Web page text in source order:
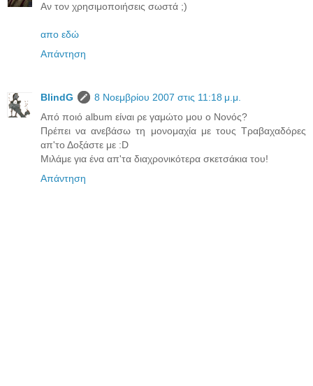
Αν τον χρησιμοποιήσεις σωστά ;)
απο εδώ
Απάντηση
BlindG
8 Νοεμβρίου 2007 στις 11:18 μ.μ.
Από ποιό album είναι ρε γαμώτο μου ο Νονός?
Πρέπει να ανεβάσω τη μονομαχία με τους Τραβαχαδόρες
απ'το Δοξάστε με :D
Μιλάμε για ένα απ'τα διαχρονικότερα σκετσάκια του!
Απάντηση